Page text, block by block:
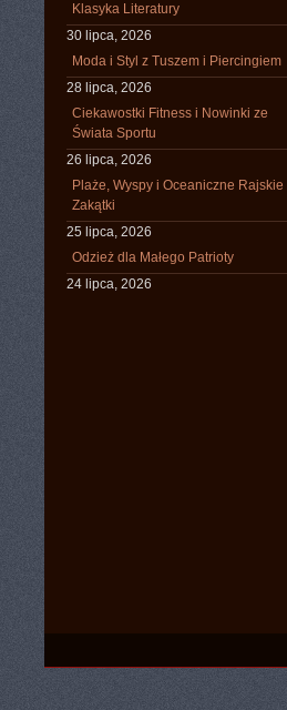
Klasyka Literatury
30 lipca, 2026
Moda i Styl z Tuszem i Piercingiem
28 lipca, 2026
Ciekawostki Fitness i Nowinki ze
Świata Sportu
26 lipca, 2026
Plaże, Wyspy i Oceaniczne Rajskie
Zakątki
25 lipca, 2026
Odzież dla Małego Patrioty
24 lipca, 2026